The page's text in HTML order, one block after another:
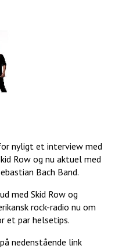
nyligt et interview med
Row og nu aktuel med
Bach Band.
med Skid Row og
rock-radio nu om
et par helsetips.
nedenstående link